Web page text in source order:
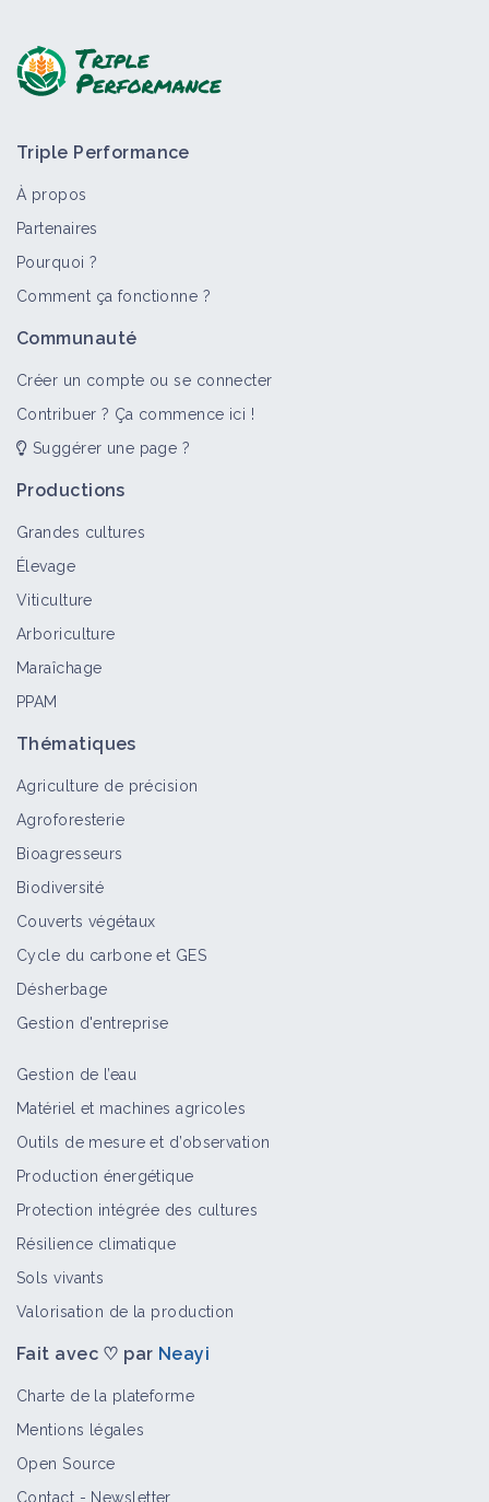
conduite Scott Henry
Système en grande culture avec
Retour d'expérience
Des vignes conduites en bio et
élevage
Retour d'expérience
Combinaison de leviers permettant
Triple Performance
À propos
Partenaires
Pourquoi ?
Comment ça fonctionne ?
Communauté
Créer un compte ou se connecter
Contribuer ? Ça commence ici !
Suggérer une page ?
Productions
Grandes cultures
Élevage
Viticulture
Arboriculture
Maraîchage
PPAM
Thématiques
Agriculture de précision
Agroforesterie
Bioagresseurs
Biodiversité
Couverts végétaux
Cycle du carbone et GES
Désherbage
Gestion d'entreprise
Gestion de l’eau
Matériel et machines agricoles
Outils de mesure et d’observation
Production énergétique
Protection intégrée des cultures
Résilience climatique
Sols vivants
Valorisation de la production
Fait avec ♡ par Neayi
Charte de la plateforme
Mentions légales
Open Source
Contact - Newsletter